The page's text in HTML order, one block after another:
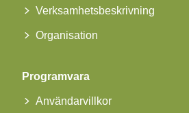
Verksamhetsbeskrivning
Organisation
Programvara
Användarvillkor